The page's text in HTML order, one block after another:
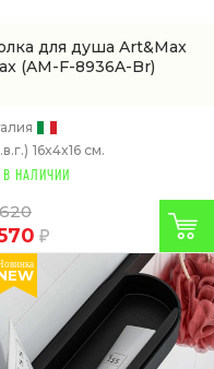
для душа Art&Max
(AM-F-8936A-Br)
16x4x16 см.
В НАЛИЧИИ